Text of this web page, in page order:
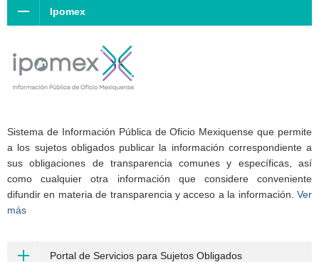
Ipomex
Sistema de Información Pública de Oficio Mexiquense que permite
a los sujetos obligados publicar la información correspondiente a
sus obligaciones de transparencia comunes y específicas, así
como cualquier otra información que considere conveniente
difundir en materia de transparencia y acceso a la información. Ver
más
Portal de Servicios para Sujetos Obligados